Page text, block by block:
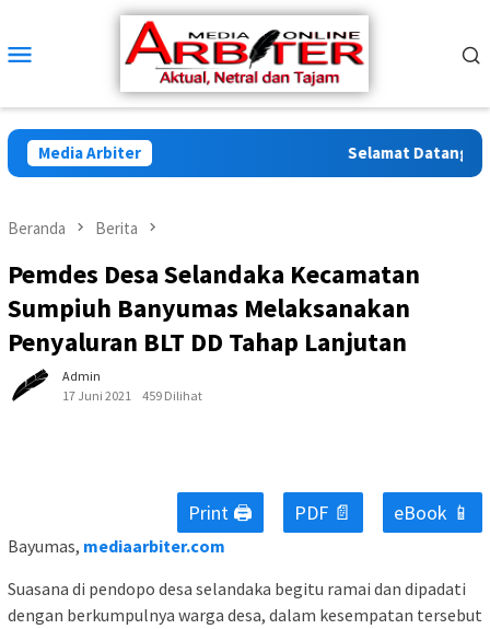
konten
Mobile
Media Arbiter Selamat Datang di
Beranda Berita
Pemdes Desa Selandaka Kecamatan
Sumpiuh Banyumas Melaksanakan
Penyaluran BLT DD Tahap Lanjutan
Admin
17 Juni 2021
459 Dilihat
Print 🖨 PDF 📄 eBook 📱
Bayumas, mediaarbiter.com
Suasana di pendopo desa selandaka begitu ramai dan dipadati
dengan berkumpulnya warga desa, dalam kesempatan tersebut